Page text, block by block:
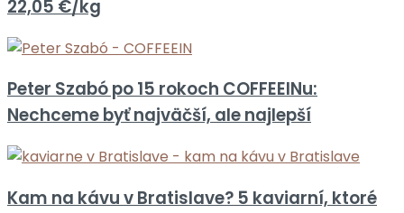
22,05 €/kg
Peter Szabó po 15 rokoch COFFEEINu:
Nechceme byť najväčší, ale najlepší
Kam na kávu v Bratislave? 5 kaviarní, ktoré